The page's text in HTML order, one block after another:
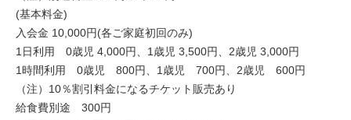
(基本料金)
入会金 10,000円(各ご家庭初回のみ)
1日利用 0歳児 4,000円、1歳児 3,500円、2歳児 3,000円
1時間利用 0歳児 800円、1歳児 700円、2歳児 600円
（注）10％割引料金になるチケット販売あり
給食費別途 300円